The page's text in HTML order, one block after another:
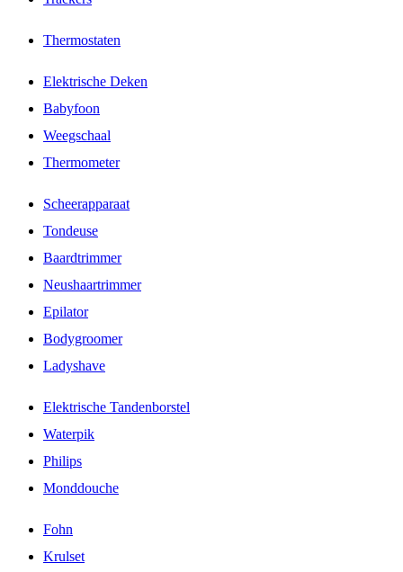
Thermostaten
Elektrische Deken
Babyfoon
Weegschaal
Thermometer
Scheerapparaat
Tondeuse
Baardtrimmer
Neushaartrimmer
Epilator
Bodygroomer
Ladyshave
Elektrische Tandenborstel
Waterpik
Philips
Monddouche
Fohn
Krulset